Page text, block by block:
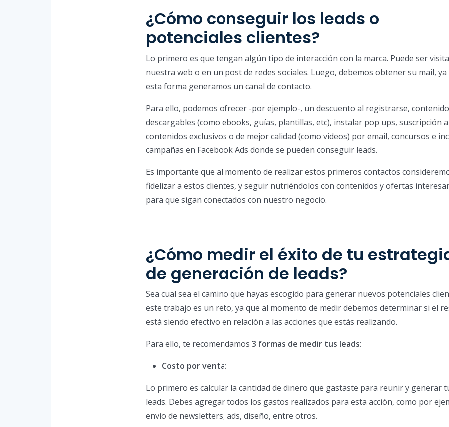
¿Cómo conseguir los leads o
potenciales clientes?
Lo primero es que tengan algún tipo de interacción con la marca. Puede ser
nuestra web o en un post de redes sociales. Luego, debemos obtener su mail, ya
esta forma generamos un canal de contacto.
Para ello, podemos ofrecer -por ejemplo-, un descuento al registrarse,
descargables (como ebooks, guías, plantillas, etc), instalar pop ups, suscripción a
contenidos exclusivos o de mejor calidad (como videos) por email, concursos e
campañas en Facebook Ads donde se pueden conseguir leads.
Es importante que al momento de realizar estos primeros contactos
fidelizar a estos clientes, y seguir nutriéndolos con contenidos y ofertas
para que sigan conectados con nuestro negocio.
¿Cómo medir el éxito de tu
de generación de leads?
Sea cual sea el camino que hayas escogido para generar nuevos potenciales
este trabajo es un reto, ya que al momento de medir debemos determinar si el
está siendo efectivo en relación a las acciones que estás realizando.
Para ello, te recomendamos 3 formas de medir tus leads:
Costo por venta:
Lo primero es calcular la cantidad de dinero que gastaste para reunir y generar
leads. Debes agregar todos los gastos realizados para esta acción, como por
envío de newsletters, ads, diseño, entre otros.